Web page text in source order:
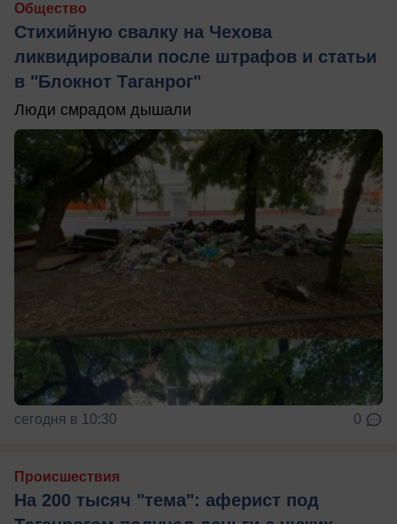
Общество
Стихийную свалку на Чехова
ликвидировали после штрафов и статьи
в "Блокнот Таганрог"
Люди смрадом дышали
сегодня в 10:30 0
Происшествия
На 200 тысяч "тема": аферист под